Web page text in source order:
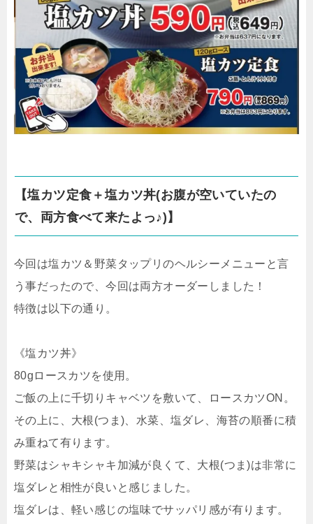
【塩カツ定食＋塩カツ丼(お腹が空いていたの
で、両方食べて来たよっ♪)】
今回は塩カツ＆野菜タップリのヘルシーメニューと言
う事だったので、今回は両方オーダーしました！
特徴は以下の通り。
《塩カツ丼》
80gロースカツを使用。
ご飯の上に千切りキャベツを敷いて、ロースカツON。
その上に、大根(つま)、水菜、塩ダレ、海苔の順番に積
み重ねて有ります。
野菜はシャキシャキ加減が良くて、大根(つま)は非常に
塩ダレと相性が良いと感じました。
塩ダレは、軽い感じの塩味でサッパリ感が有ります。